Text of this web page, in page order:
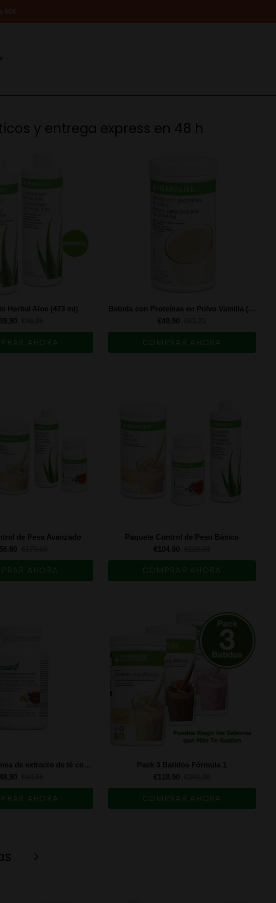
y entrega express en 48 h
Herbal Aloe (473 ml)
AHORA
Bebida con Proteínas en Polvo Vainilla (588 g)
€49,90
COMPRAR AHORA
de Peso Avanzado
AHORA
Paquete Control de Peso Básico
€104,90
COMPRAR AHORA
Bebida instantánea de extracto de té con plantas aromáticas - Mango y Pitaya 102 g
AHORA
Pack 3 Batidos Fórmula 1
€118,90
COMPRAR AHORA